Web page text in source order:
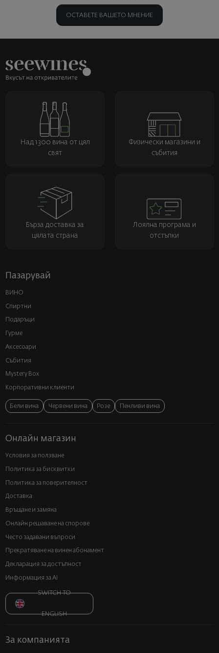
ОСТАВЕТЕ ВАШЕТО МНЕНИЕ
Над 1300 вина от цял
свят
Физически магазини и
събития
Бърза доставка за
цялата страна
Лоялна програма и
отстъпки
Пазарувай
ВИНО
Спиртни
Подаръци
Гурме
Аксесоари
Събития
Mystery Box
Корпоративни клиенти
Бели вина Червени вина Розе Пенливи вина
Онлайн магазин
Условия за ползване
Политика за бисквитки
Политика за поверителност
Доставка
Връщане и замяна
Онлайн решаване на спорове
Често задавани въпроси
Прекратяване на винен абонамент
Декларация за достъпност
Информация за AI
SWITCH TO
ENGLISH
За компанията